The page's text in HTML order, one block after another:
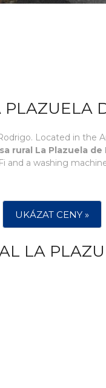
PLAZUELA
Located in
rural La Plazuela
a washing
UKÁZAT CENY »
LA